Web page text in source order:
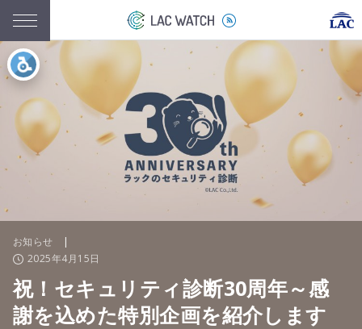
お知らせ
|
2025年4月15日
祝！セキュリティ診断30周年～感
謝を込めた特別企画を紹介します